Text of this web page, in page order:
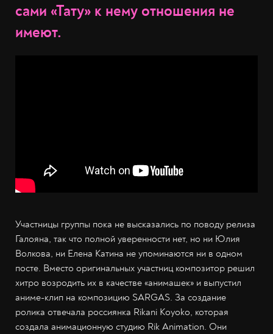
сами «Тату» к нему отношения не
имеют.
Участницы группы пока не высказались по поводу релиза
Галояна, так что полной уверенности нет, но ни Юлия
Волкова, ни Елена Катина не упоминаются ни в одном
посте. Вместо оригинальных участниц композитор решил
хитро возродить их в качестве «анимашек» и выпустил
аниме-клип на композицию SARGAS. За создание
ролика отвечала россиянка Rikani Koyoko, которая
создала анимационную студию Rik Animation. Они